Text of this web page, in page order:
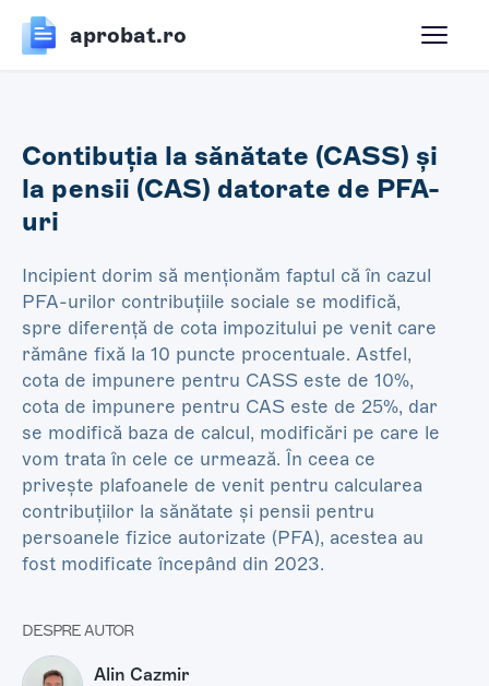
aprobat.ro
Contibuția la sănătate (CASS) și
la pensii (CAS) datorate de PFA-
uri
Incipient dorim să menționăm faptul că în cazul
PFA-urilor contribuțiile sociale se modifică,
spre diferență de cota impozitului pe venit care
rămâne fixă la 10 puncte procentuale. Astfel,
cota de impunere pentru CASS este de 10%,
cota de impunere pentru CAS este de 25%, dar
se modifică baza de calcul, modificări pe care le
vom trata în cele ce urmează. În ceea ce
privește plafoanele de venit pentru calcularea
contribuțiilor la sănătate și pensii pentru
persoanele fizice autorizate (PFA), acestea au
fost modificate începând din 2023.
DESPRE AUTOR
Alin Cazmir